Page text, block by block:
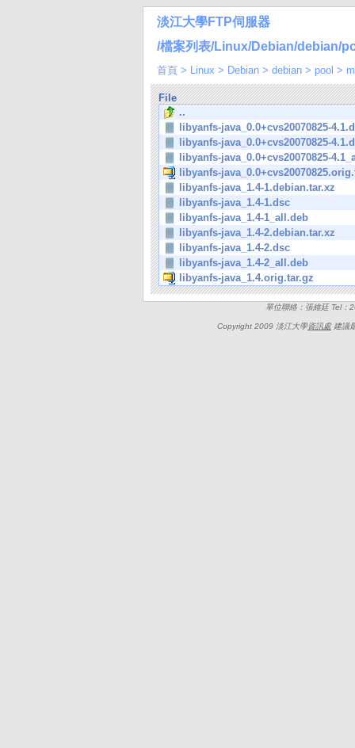
淡江大學FTP伺服器
/檔案列表/Linux/Debian/debian/
首頁 > Linux > Debian > debian > pool >
File
..
libyanfs-java_0.0+cvs20070825-
libyanfs-java_0.0+cvs20070825-
libyanfs-java_0.0+cvs20070825-
libyanfs-
libyanfs-java_1.4-1.debian.tar.xz
libyanfs-java_1.4-1.dsc
libyanfs-java_1.4-1_all.deb
libyanfs-java_1.4-2.debian.tar.xz
libyanfs-java_1.4-2.dsc
libyanfs-java_1.4-2_all.deb
libyanfs-java_1.4.orig.tar.gz
單位聯絡：張維廷 Tel
Copyright 2009 淡江大學資訊處建議